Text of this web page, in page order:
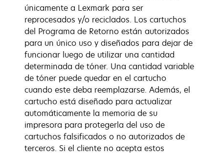
únicamente a Lexmark para ser
reprocesados y/o reciclados. Los cartuchos
del Programa de Retorno están autorizados
para un único uso y diseñados para dejar de
funcionar luego de utilizar una cantidad
determinada de tóner. Una cantidad variable
de tóner puede quedar en el cartucho
cuando este deba reemplazarse. Además, el
cartucho está diseñado para actualizar
automáticamente la memoria de su
impresora para protegerla del uso de
cartuchos falsificados o no autorizados de
terceros. Si el cliente no acepta estos